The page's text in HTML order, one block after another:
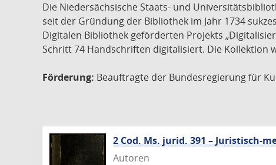
Die Niedersächsische Staats- und
seit der Gründung der Bibliothek im Jahr 1734
Digitalen Bibliothek geförderten Projekts
Schritt 74 Handschriften digitalisiert. Die
Förderung: Beauftragte der Bundesregierung für
2 Cod. Ms. jurid. 391 –
Autoren